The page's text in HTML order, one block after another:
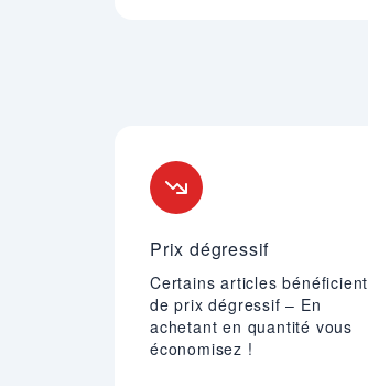
Prix dégressif
Certains articles bénéficient
de prix dégressif – En
achetant en quantité vous
économisez !